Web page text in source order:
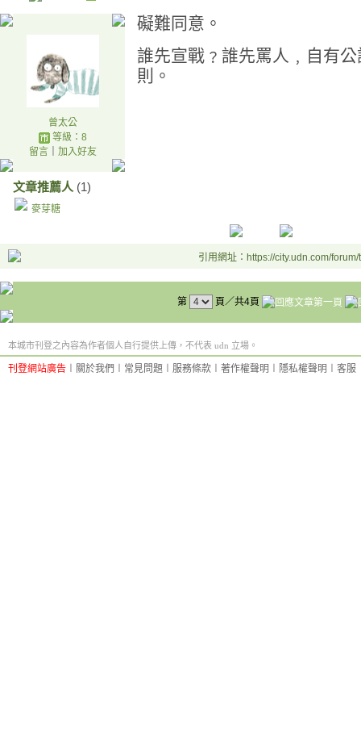
曾太公
等級：8
留言｜ 加入好友
文章推薦人 (1)
麥芽糖
礙難同意。
誰先宣戰﹖誰先罵人﹐自有
則。
引用網址：https://city.udn.com/
第 頁／共4頁
本城市刊登之內容為作者個人自行提供上傳，不代表 udn 立場。
刊登網站廣告 關於我們 常見問題 服務條款 著作權聲明 隱私權聲明 客服